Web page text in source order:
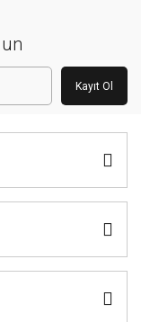
Kayıt Ol